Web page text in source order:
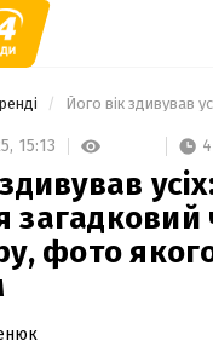
15:13
загадковий
фото